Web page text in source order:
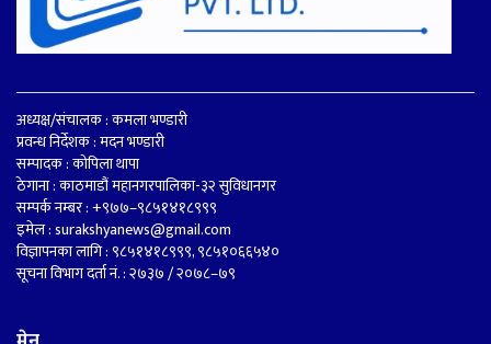
अध्यक्ष/संचालक : कमला भण्डारी
प्रवन्ध निर्देशक : मदन भण्डारी
सम्पादक : कोपिला थापा
ठेगाना : काठमाडौं महानगरपालिका-३२ सुविधानगर
सम्पर्क नम्बर : +९७७–९८५१४१८९९९
इमेल :surakshyanews@gmail.com
विज्ञापनका लागि : ९८५१४१८९९९, ९८५१०६६५४०
सूचना विभाग दर्ता नं. : २७३७ / २०७८–७९